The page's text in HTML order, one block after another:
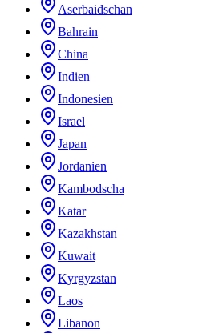
Aserbaidschan
Bahrain
China
Indien
Indonesien
Israel
Japan
Jordanien
Kambodscha
Katar
Kazakhstan
Kuwait
Kyrgyzstan
Laos
Libanon